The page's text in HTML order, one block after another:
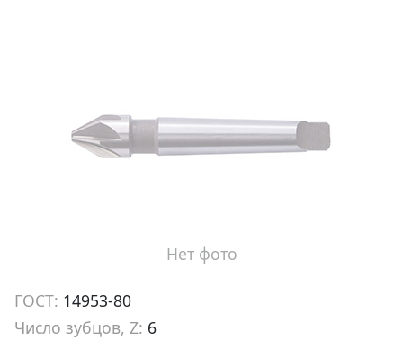
Нет фото
ГОСТ: 14953-80
Число зубцов, Z: 6